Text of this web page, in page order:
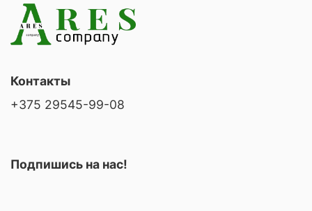
Контакты
+375 29545-99-08
Подпишись на нас!